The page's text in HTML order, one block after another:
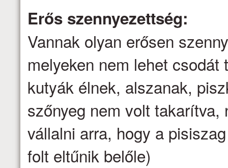
Erős szennyezettség:
Vannak olyan erősen
melyeken nem lehet
kutyák élnek, alszanak,
szőnyeg nem volt
vállalni arra, hogy a
folt eltűnik belőle)